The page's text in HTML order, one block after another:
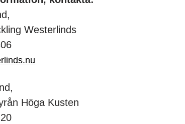
Westerlinds
Höga Kusten